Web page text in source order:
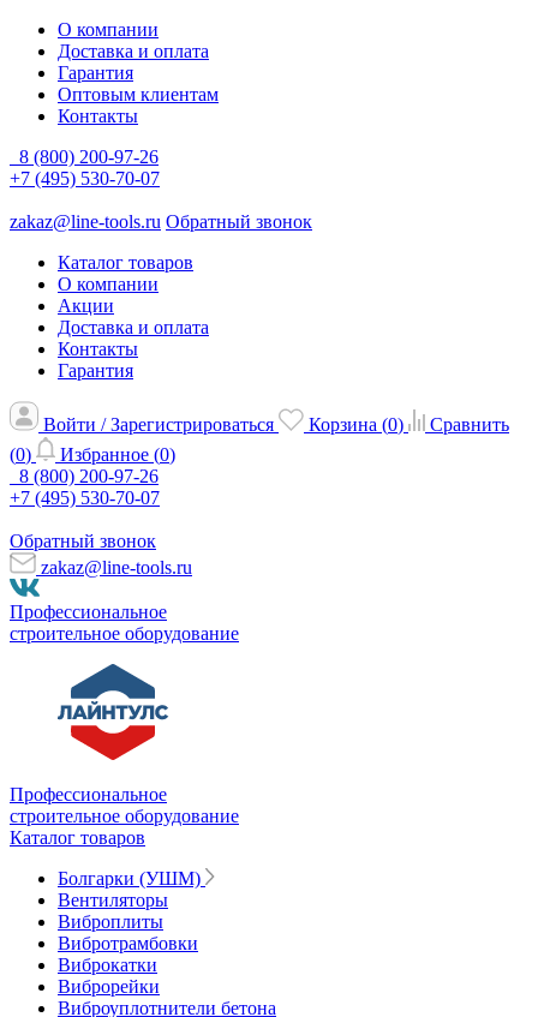
О компании
Доставка и оплата
Гарантия
Оптовым клиентам
Контакты
8 (800) 200-97-26
+7 (495) 530-70-07
zakaz@line-tools.ru Обратный звонок
Каталог товаров
О компании
Акции
Доставка и оплата
Контакты
Гарантия
Войти / Зарегистрироваться Корзина (0)
Сравнить
(0) Избранное (0)
8 (800) 200-97-26
+7 (495) 530-70-07
Обратный звонок
zakaz@line-tools.ru
Профессиональное
строительное оборудование
Профессиональное
строительное оборудование
Каталог товаров
Болгарки (УШМ)
Вентиляторы
Виброплиты
Вибротрамбовки
Виброкатки
Виброрейки
Виброуплотнители бетона